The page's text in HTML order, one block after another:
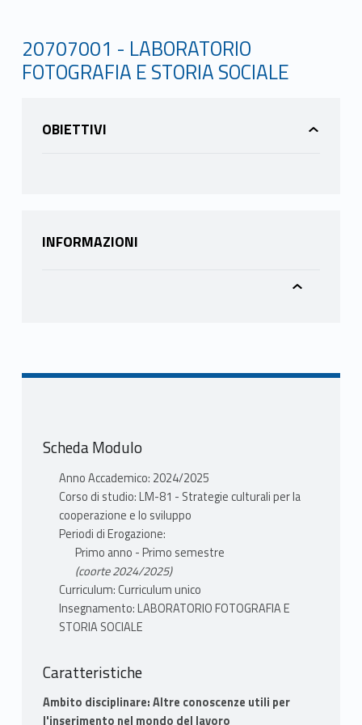
20707001 - LABORATORIO
FOTOGRAFIA E STORIA SOCIALE
OBIETTIVI
INFORMAZIONI
Scheda Modulo
Anno Accademico: 2024/2025
Corso di studio: LM-81 - Strategie culturali per la
cooperazione e lo sviluppo
Periodi di Erogazione:
Primo anno - Primo semestre
(coorte 2024/2025)
Curriculum: Curriculum unico
Insegnamento: LABORATORIO FOTOGRAFIA E
STORIA SOCIALE
Caratteristiche
Ambito disciplinare: Altre conoscenze utili per
l'inserimento nel mondo del lavoro